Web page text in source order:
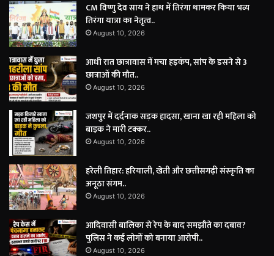
CM विष्णु देव साय ने हाथ में तिरंगा थामकर किया भव्य
तिरंगा यात्रा का नेतृत्व..
August 10, 2026
आधी रात छात्रावास में मचा हड़कंप, सांप के डसने से 3
छात्राओं की मौत..
August 10, 2026
जशपुर में दर्दनाक सड़क हादसा, खाना खा रही महिला को
बाइक ने मारी टक्कर..
August 10, 2026
हरेली तिहार: हरियाली, खेती और छत्तीसगढ़ी संस्कृति का
अनूठा संगम..
August 10, 2026
आदिवासी बालिका से रेप के बाद समझौते का दबाव?
पुलिस ने कई लोगों को बनाया आरोपी..
August 10, 2026